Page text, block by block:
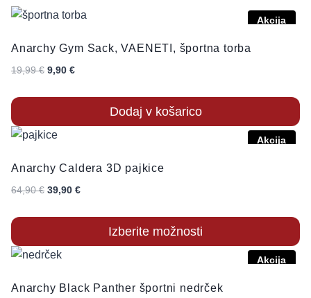
Akcija
Anarchy Gym Sack, VAENETI, športna torba
19,99€ Izvirna
19,99 €.
9,90 €Trenutna
Dodaj v košarico
Akcija
Anarchy Caldera 3D pajkice
64,90€ Izvirna
64,90 €.
39,90 €Trenutna
Izberite možnosti
Ta
ima
Akcija
Anarchy Black Panther športni nedrček